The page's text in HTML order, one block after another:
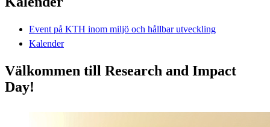
Event på KTH inom miljö och hållbar utveckling
Kalender
Välkommen till Research and Impact
Day!